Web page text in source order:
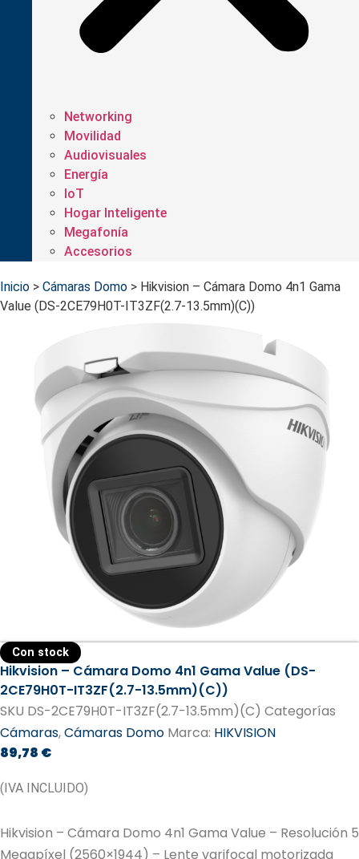
Networking
Movilidad
Audiovisuales
Energía
IoT
Hogar Inteligente
Megafonía
Accesorios
Inicio > Cámaras Domo > Hikvision – Cámara Domo 4n1 Gama
Value (DS-2CE79H0T-IT3ZF(2.7-13.5mm)(C))
Con stock
Hikvision – Cámara Domo 4n1 Gama Value (DS-
2CE79H0T-IT3ZF(2.7-13.5mm)(C))
SKU DS-2CE79H0T-IT3ZF(2.7-13.5mm)(C) Categorías
Cámaras,Cámaras Domo Marca: HIKVISION
89,78 €
(IVA INCLUIDO)
Hikvision – Cámara Domo 4n1 Gama Value – Resolución 5
Megapíxel (2560×1944) – Lente varifocal motorizada